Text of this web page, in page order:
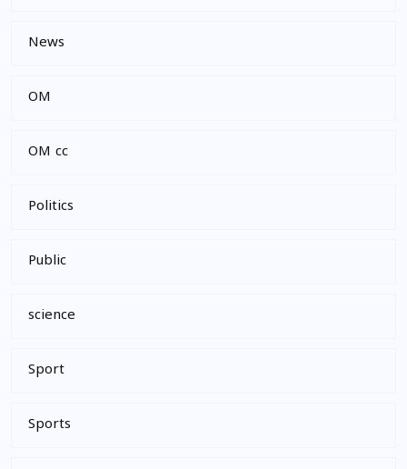
News
OM
OM cc
Politics
Public
science
Sport
Sports